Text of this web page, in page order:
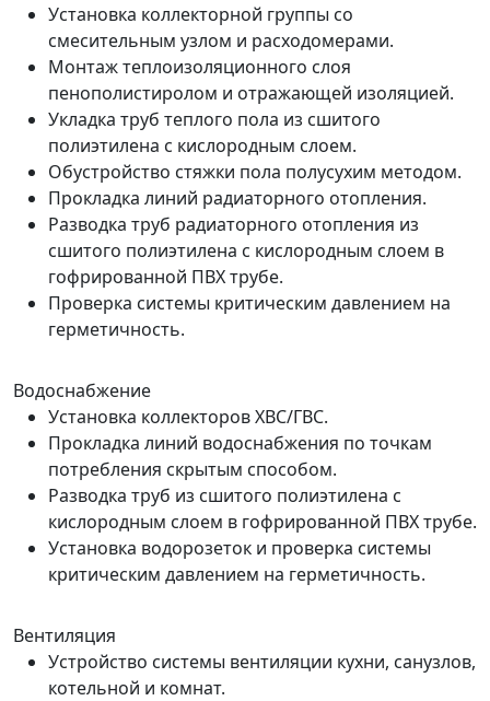
Установка коллекторной группы со
смесительным узлом и расходомерами.
Монтаж теплоизоляционного слоя
пенополистиролом и отражающей изоляцией.
Укладка труб теплого пола из сшитого
полиэтилена с кислородным слоем.
Обустройство стяжки пола полусухим методом.
Прокладка линий радиаторного отопления.
Разводка труб радиаторного отопления из
сшитого полиэтилена с кислородным слоем в
гофрированной ПВХ трубе.
Проверка системы критическим давлением на
герметичность.
Водоснабжение
Установка коллекторов ХВС/ГВС.
Прокладка линий водоснабжения по точкам
потребления скрытым способом.
Разводка труб из сшитого полиэтилена с
кислородным слоем в гофрированной ПВХ трубе.
Установка водорозеток и проверка системы
критическим давлением на герметичность.
Вентиляция
Устройство системы вентиляции кухни, санузлов,
котельной и комнат.